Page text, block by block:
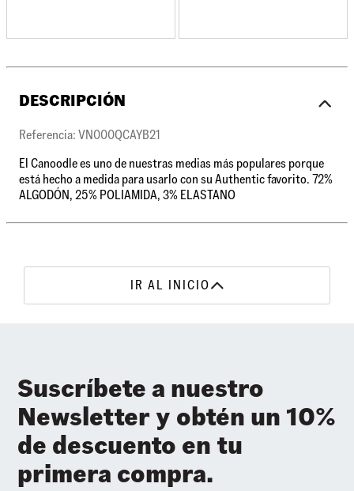
DESCRIPCIÓN
Referencia: VN000QCAYB21
El Canoodle es uno de nuestras medias más populares porque
está hecho a medida para usarlo con su Authentic favorito. 72%
ALGODÓN, 25% POLIAMIDA, 3% ELASTANO
IR AL INICIO
Suscríbete a nuestro
Newsletter y obtén un 10%
de descuento en tu
primera compra.